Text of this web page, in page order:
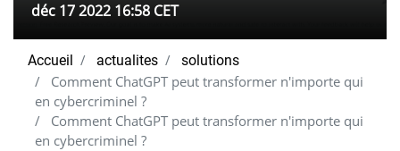
déc 17 2022 16:58 CET
Accueil actualites solutions
Comment ChatGPT peut transformer n'importe qui
en cybercriminel ?
Comment ChatGPT peut transformer n'importe qui
en cybercriminel ?